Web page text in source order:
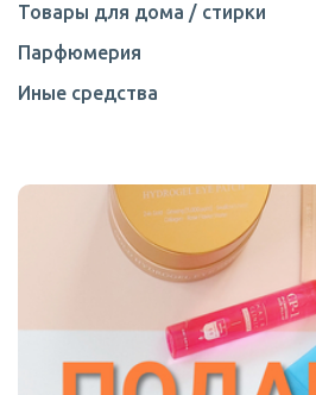
Товары для дома / стирки
Парфюмерия
Иные средства